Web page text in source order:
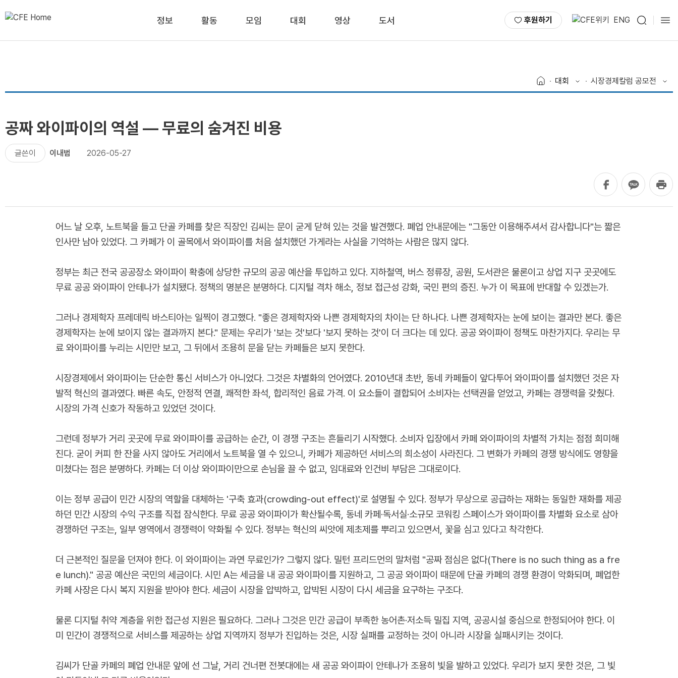
정보 활동 모임 대회 영상 도서 후원하기 ENG
대회 시장경제칼럼 공모전
공짜 와이파이의 역설 — 무료의 숨겨진 비용
글쓴이 이내범 2026-05-27
어느 날 오후, 노트북을 들고 단골 카페를 찾은 직장인 김씨는 문이 굳게 닫혀 있는 것을 발견했다. 폐업 안내문에는 "그동안 이용해주셔서 감사합니다"는 짧은
인사만 남아 있었다. 그 카페가 이 골목에서 와이파이를 처음 설치했던 가게라는 사실을 기억하는 사람은 많지 않다.
정부는 최근 전국 공공장소 와이파이 확충에 상당한 규모의 공공 예산을 투입하고 있다. 지하철역, 버스 정류장, 공원, 도서관은 물론이고 상업 지구 곳곳에도
무료 공공 와이파이 안테나가 설치됐다. 정책의 명분은 분명하다. 디지털 격차 해소, 정보 접근성 강화, 국민 편의 증진. 누가 이 목표에 반대할 수 있겠는가.
그러나 경제학자 프레데릭 바스티아는 일찍이 경고했다. "좋은 경제학자와 나쁜 경제학자의 차이는 단 하나다. 나쁜 경제학자는 눈에 보이는 결과만 본다. 좋은
경제학자는 눈에 보이지 않는 결과까지 본다." 문제는 우리가 '보는 것'보다 '보지 못하는 것'이 더 크다는 데 있다. 공공 와이파이 정책도 마찬가지다. 우리는 무
료 와이파이를 누리는 시민만 보고, 그 뒤에서 조용히 문을 닫는 카페들은 보지 못한다.
시장경제에서 와이파이는 단순한 통신 서비스가 아니었다. 그것은 차별화의 언어였다. 2010년대 초반, 동네 카페들이 앞다투어 와이파이를 설치했던 것은 자
발적 혁신의 결과였다. 빠른 속도, 안정적 연결, 쾌적한 좌석, 합리적인 음료 가격. 이 요소들이 결합되어 소비자는 선택권을 얻었고, 카페는 경쟁력을 갖췄다.
시장의 가격 신호가 작동하고 있었던 것이다.
그런데 정부가 거리 곳곳에 무료 와이파이를 공급하는 순간, 이 경쟁 구조는 흔들리기 시작했다. 소비자 입장에서 카페 와이파이의 차별적 가치는 점점 희미해
진다. 굳이 커피 한 잔을 사지 않아도 거리에서 노트북을 열 수 있으니, 카페가 제공하던 서비스의 희소성이 사라진다. 그 변화가 카페의 경쟁 방식에도 영향을
미쳤다는 점은 분명하다. 카페는 더 이상 와이파이만으로 손님을 끌 수 없고, 임대료와 인건비 부담은 그대로이다.
이는 정부 공급이 민간 시장의 역할을 대체하는 '구축 효과(crowding-out effect)'로 설명될 수 있다. 정부가 무상으로 공급하는 재화는 동일한 재화를 제공
하던 민간 시장의 수익 구조를 직접 잠식한다. 무료 공공 와이파이가 확산될수록, 동네 카페·독서실·소규모 코워킹 스페이스가 와이파이를 차별화 요소로 삼아
경쟁하던 구조는, 일부 영역에서 경쟁력이 약화될 수 있다. 정부는 혁신의 씨앗에 제초제를 뿌리고 있으면서, 꽃을 심고 있다고 착각한다.
더 근본적인 질문을 던져야 한다. 이 와이파이는 과연 무료인가? 그렇지 않다. 밀턴 프리드먼의 말처럼 "공짜 점심은 없다(There is no such thing as a fre
e lunch)." 공공 예산은 국민의 세금이다. 시민 A는 세금을 내 공공 와이파이를 지원하고, 그 공공 와이파이 때문에 단골 카페의 경쟁 환경이 악화되며, 폐업한
카페 사장은 다시 복지 지원을 받아야 한다. 세금이 시장을 압박하고, 압박된 시장이 다시 세금을 요구하는 구조다.
물론 디지털 취약 계층을 위한 접근성 지원은 필요하다. 그러나 그것은 민간 공급이 부족한 농어촌·저소득 밀집 지역, 공공시설 중심으로 한정되어야 한다. 이
미 민간이 경쟁적으로 서비스를 제공하는 상업 지역까지 정부가 진입하는 것은, 시장 실패를 교정하는 것이 아니라 시장을 실패시키는 것이다.
김씨가 단골 카페의 폐업 안내문 앞에 선 그날, 거리 건너편 전봇대에는 새 공공 와이파이 안테나가 조용히 빛을 발하고 있었다. 우리가 보지 못한 것은, 그 빛